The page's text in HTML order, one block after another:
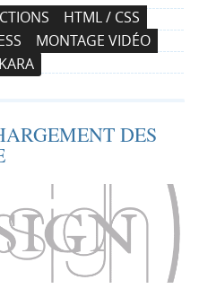
g
n
HTML / CSS
MONTAGE VIDÉO
DES